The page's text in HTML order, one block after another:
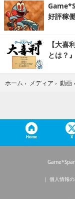
好評稼
【大喜
とは？
ホーム › メディア › 動画 ›
Home X
個人情報